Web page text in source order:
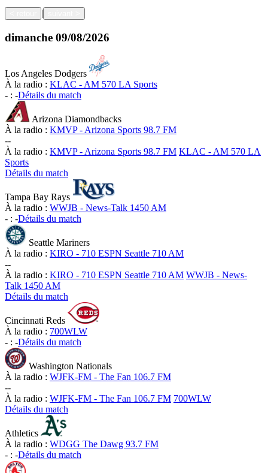
|
dimanche 09/08/2026
Los Angeles Dodgers
À la radio : KLAC - AM 570 LA Sports
- : -Détails du match
Arizona Diamondbacks
À la radio : KMVP - Arizona Sports 98.7 FM
--
À la radio : KMVP - Arizona Sports 98.7 FM KLAC - AM 570 LA
Sports
Détails du match
Tampa Bay Rays
À la radio : WWJB - News-Talk 1450 AM
- : -Détails du match
Seattle Mariners
À la radio : KIRO - 710 ESPN Seattle 710 AM
--
À la radio : KIRO - 710 ESPN Seattle 710 AM WWJB - News-
Talk 1450 AM
Détails du match
Cincinnati Reds
À la radio : 700WLW
- : -Détails du match
Washington Nationals
À la radio : WJFK-FM - The Fan 106.7 FM
--
À la radio : WJFK-FM - The Fan 106.7 FM 700WLW
Détails du match
Athletics
À la radio : WDGG The Dawg 93.7 FM
- : -Détails du match